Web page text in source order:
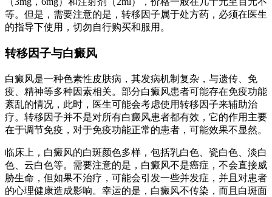
等。但是，需要注意的是，转移因子属于处方药，必须在医生
的指导下使用，切勿自行购买和服用。
转移因子与白癜风
白癜风是一种色素性皮肤病，其发病机制复杂，与遗传、免
疫、精神等多种因素相关。部分白癜风患者可能存在免疫功能
紊乱的情况，此时，医生可能会考虑使用转移因子来辅助治
疗。转移因子并不是对所有白癜风患者都有效，它的作用主要
在于调节免疫，对于免疫功能正常的患者，可能效果不显然。
临床上，白癜风的白斑颜色多样，包括乳白色、瓷白色、淡白
色、云白色等。需要注意的是，白癜风不是癌症，不会直接威
胁生命，但如果不治疗，可能会引发一些并发症，并且对患者
的心理健康造成影响。幸运的是，白癜风不传染，而且白斑面